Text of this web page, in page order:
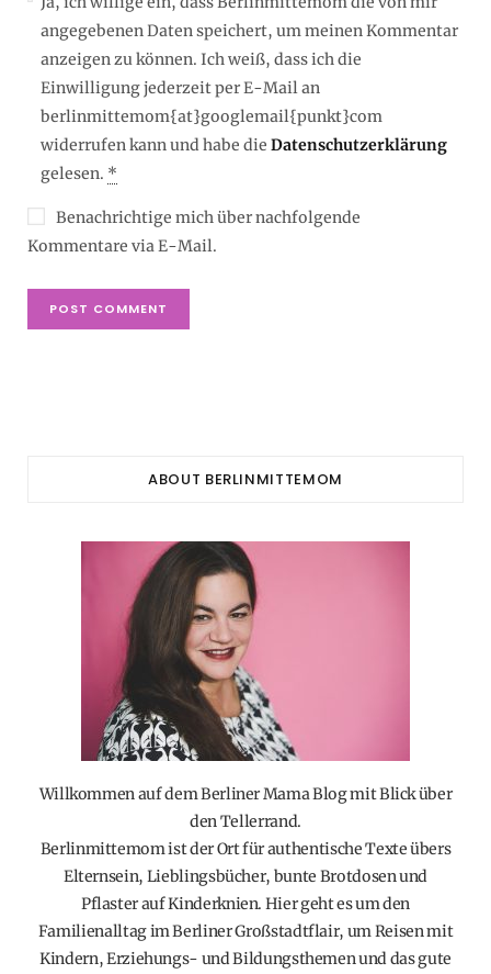
angegebenen Daten speichert, um meinen Kommentar
anzeigen zu können. Ich weiß, dass ich die
Einwilligung jederzeit per E-Mail an
berlinmittemom{at}googlemail{punkt}com
widerrufen kann und habe die Datenschutzerklärung
gelesen. *
Benachrichtige mich über nachfolgende
Kommentare via E-Mail.
ABOUT BERLINMITTEMOM
Willkommen auf dem Berliner Mama Blog mit Blick über
den Tellerrand.
Berlinmittemom ist der Ort für authentische Texte übers
Elternsein, Lieblingsbücher, bunte Brotdosen und
Pflaster auf Kinderknien. Hier geht es um den
Familienalltag im Berliner Großstadtflair, um Reisen mit
Kindern, Erziehungs- und Bildungsthemen und das gute